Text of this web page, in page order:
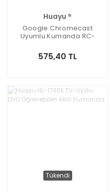
Huayu ®
Google Chromecast
Uyumlu Kumanda RC-
Bluetooth
575,40 TL
Tükendi